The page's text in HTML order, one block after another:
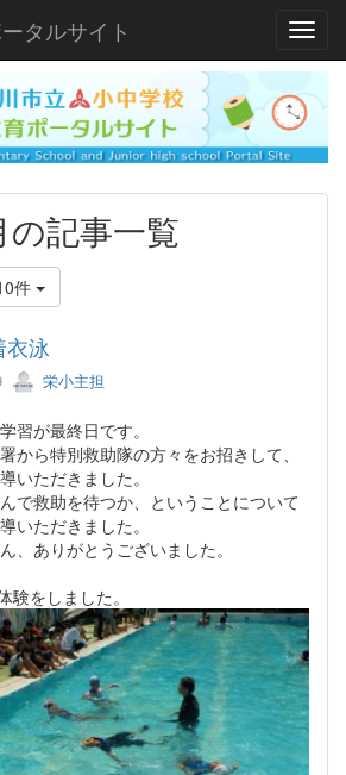
タルサイト
記事一覧
件
衣泳
栄小主担
習が最終日です。
から特別救助隊の方々をお招きして、
いただきました。
で救助を待つか、ということについて
いただきました。
、ありがとうございました。
をしました。